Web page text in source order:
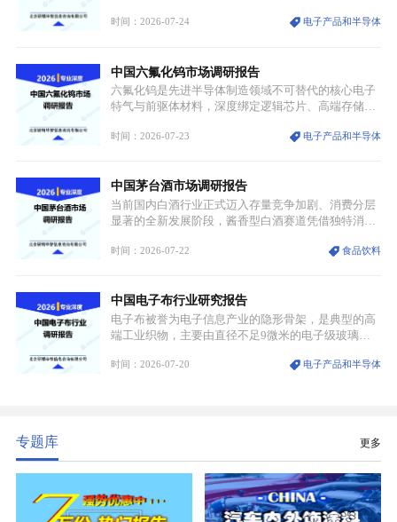
与大国科技博弈的关键战略资源。镓并非传统大宗金
领域渗透”的战略体系，成为全球科技产业运转的刚
需资源。
时间：2026-07-24 电子产品和半导体
中国六氟化钨市场调研报告
六氟化钨是先进半导体制造领域不可替代的核心电子
特气与前驱体材料，深度绑定逻辑芯片、高端存储芯
沉积（CVD）、原子层沉积（ALD）工艺专用前驱体
密制造流程。
时间：2026-07-23 电子产品和半导体
中国茅台酒市场调研报告
当前国内白酒行业正式迈入存量竞争加剧、消费分层
显著的全新发展阶段，酱香型白酒赛道凭借独特消费
道。贵州茅台凭借独一无二的核心产区壁垒、刚性产
业。
时间：2026-07-22 食品饮料
中国电子布行业研究报告
电子布被誉为电子信息产业的隐形骨架，是典型的高
端工业织物，主要由直径不足9微米的电子级玻璃纤
生产制造过程中不可或缺的核心基材。电子布具备高
时间：2026-07-20 电子产品和半导体
专题库 更多